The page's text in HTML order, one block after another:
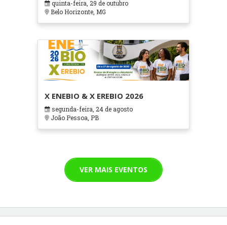
Cuidados Paliativos - ATOHOSP
quinta-feira, 29 de outubro
Belo Horizonte, MG
X ENEBIO & X EREBIO 2026
segunda-feira, 24 de agosto
João Pessoa, PB
VER MAIS EVENTOS